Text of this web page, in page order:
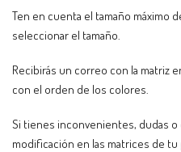
Ten en cuenta el tamaño máximo
seleccionar el tamaño.
Recibirás un correo con la matriz
con el orden de los colores.
Si tienes inconvenientes, dudas o
modificación en las matrices de